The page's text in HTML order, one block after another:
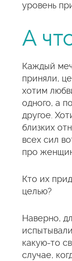
уровень
А
Каждый
приняли,
хотим
одного, а
другое.
близких
всех сил
про
Кто их
целью?
Наверно,
какую-то
случае,